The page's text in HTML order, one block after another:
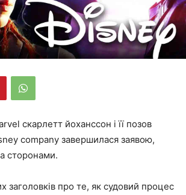
скарлетт йоханссон і її позов
company завершилася заявою,
сторонами.
заголовків про те, як судовий процес